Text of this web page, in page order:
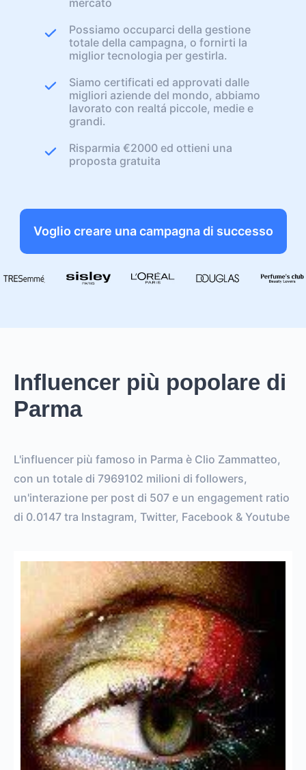
mercato
Possiamo occuparci della gestione
totale della campagna, o fornirti la
miglior tecnologia per gestirla.
Siamo certificati ed approvati dalle
migliori aziende del mondo, abbiamo
lavorato con realtá piccole, medie e
grandi.
Risparmia €2000 ed ottieni una
proposta gratuita
Voglio creare una campagna di successo
Influencer più popolare di
Parma
L'influencer più famoso in Parma è Clio Zammatteo,
con un totale di 7969102 milioni di followers,
un'interazione per post di 507 e un engagement ratio
di 0.0147 tra Instagram, Twitter, Facebook & Youtube